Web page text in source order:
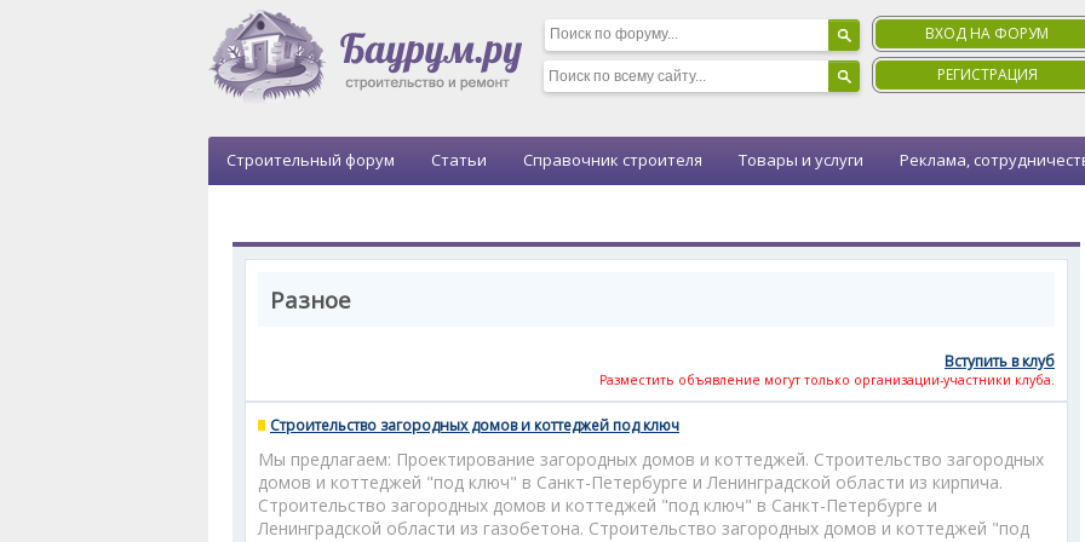
ВХОД НА ФОРУМ
РЕГИСТРАЦИЯ
Строительный форум Статьи Справочник строителя Товары и услуги Реклама,
Разное
Вступить в клуб
Разместить объявление могут только организации-участники клуба.
Строительство загородных домов и коттеджей под ключ
Мы предлагаем: Проектирование загородных домов и коттеджей. Строительство загородных
домов и коттеджей "под ключ" в Санкт-Петербурге и Ленинградской области из кирпича.
Строительство загородных домов и коттеджей "под ключ" в Санкт-Петербурге и
Ленинградской области из газобетона. Строительство загородных домов и коттеджей "под